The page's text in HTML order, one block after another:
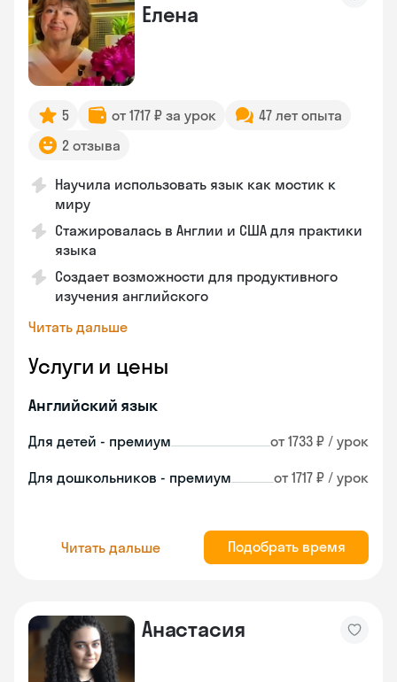
Елена
5 от 1717 ₽ за урок
47 лет опыта
2 отзыва
Научила использовать язык как мостик к
миру
Стажировалась в Англии и США для практики
языка
Создает возможности для продуктивного
изучения английского
Читать дальше
Услуги и цены
Английский язык
Для детей - премиум от 1733 ₽ / урок
Для дошкольников - премиум от 1717 ₽ / урок
Читать дальше Подобрать время
Анастасия